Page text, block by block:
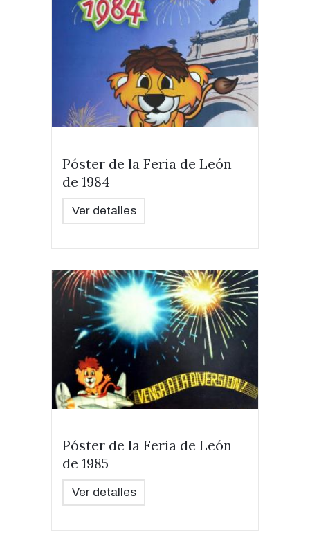
Póster de la Feria de León
de 1984
Ver detalles
Póster de la Feria de León
de 1985
Ver detalles